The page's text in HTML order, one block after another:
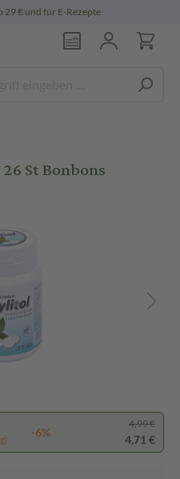
29 € und für E-Rezepte
St Bonbons
-6%
4,99 €
4,71 €